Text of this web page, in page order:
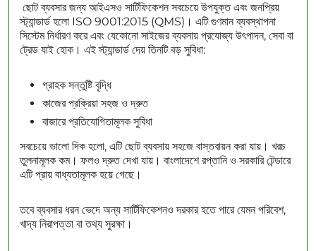
ছোট ব্যবসার জন্য আইএসও সার্টিফিকেশন সবচেয়ে উপযুক্ত এবং জনপ্রিয়
স্ট্যান্ডার্ড হলো ISO 9001:2015 (QMS)। এটি গুণমান ব্যবস্থাপনা
সিস্টেম নির্ধারণ করে এবং যেকোনো সাইজের ব্যবসায় প্রযোজ্য উৎপাদন, সেবা বা
ট্রেড যাই হোক। এই স্ট্যান্ডার্ড দেয় তিনটি বড় সুবিধা:
গ্রাহক সন্তুষ্টি বৃদ্ধি
কাজের প্রক্রিয়া সহজ ও দ্রুত
বাজারে প্রতিযোগিতামূলক সুবিধা
সবচেয়ে ভালো দিক হলো, এটি ছোট ব্যবসায় সহজে বাস্তবায়ন করা যায়। খরচ
তুলনামূলক কম। ফলও দ্রুত দেখা যায়। বাংলাদেশে রপ্তানি ও সরকারি টেন্ডারে
এটি প্রায় বাধ্যতামূলক হয়ে গেছে।
তবে ব্যবসার ধরন ভেদে অন্য সার্টিফিকেশনও দরকার হতে পারে যেমন পরিবেশ,
খাদ্য নিরাপত্তা বা তথ্য সুরক্ষা।